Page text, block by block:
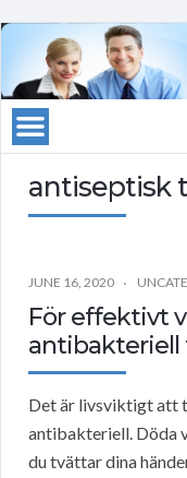
antiseptisk
JUNE 16, 2020
För effektivt
antibakteriell
Det är livsviktigt att
antibakteriell. Döda
du tvättar dina